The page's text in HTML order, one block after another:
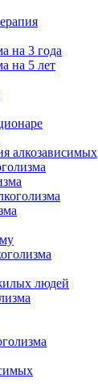
на 3 года
на 5 лет
алкозависимых
людей